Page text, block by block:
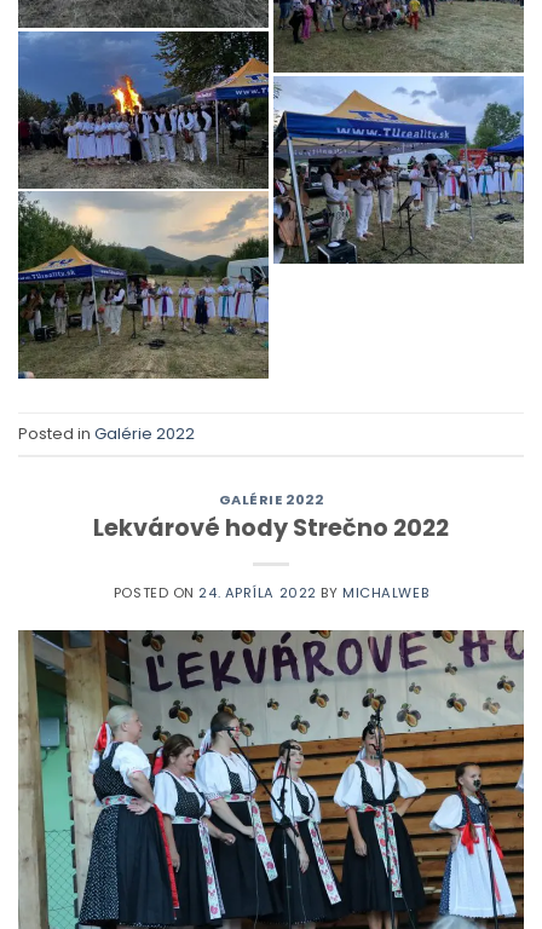
Posted in Galérie 2022
GALÉRIE 2022
Lekvárové hody Strečno 2022
POSTED ON 24. APRÍLA 2022 BY MICHALWEB